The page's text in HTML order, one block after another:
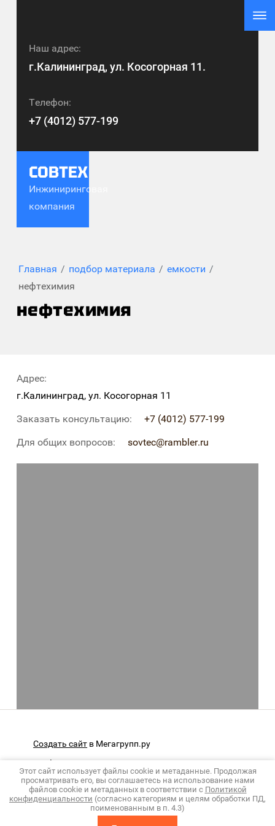
СОВТЕХ
Инжиниринговая
компания
Наш адрес:
г.Калининград, ул. Косогорная 11.
Телефон:
+7 (4012) 577-199
Главная / подбор материала / емкости /
нефтехимия
нефтехимия
Адрес:
г.Калининград, ул. Косогорная 11
Заказать консультацию:
+7 (4012) 577-199
Для общих вопросов:
sovtec@rambler.ru
Создать сайт в Мегагрупп.ру
Copyright © 2009 - 2026 ООО «Современные
технологии»
Политика конфиденциальности
Этот сайт использует файлы cookie и метаданные. Продолжая
просматривать его, вы соглашаетесь на использование нами
файлов cookie и метаданных в соответствии с Политикой
конфиденциальности (согласно категориям и целям обработки ПД,
поименованным в п. 4.3)